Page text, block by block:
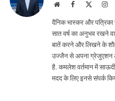
WebsiteFacebook
दैनिक भास्कर और पत्रिका
सात वर्ष का अनुभव रखने
बातें करने और लिखने के
उज्जैन से अपना ग्रेजुएशन और
है. कमलेश वर्तमान में
मदद के लिए इनसे संपर्क